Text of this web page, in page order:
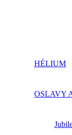
HÉLIUM
OSLAVY